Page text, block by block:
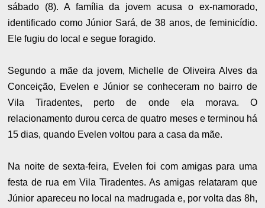
sábado (8). A família da jovem acusa o ex-namorado,
identificado como Júnior Sará, de 38 anos, de feminicídio.
Ele fugiu do local e segue foragido.
Segundo a mãe da jovem, Michelle de Oliveira Alves da
Conceição, Evelen e Júnior se conheceram no bairro de
Vila Tiradentes, perto de onde ela morava. O
relacionamento durou cerca de quatro meses e terminou há
15 dias, quando Evelen voltou para a casa da mãe.
Na noite de sexta-feira, Evelen foi com amigas para uma
festa de rua em Vila Tiradentes. As amigas relataram que
Júnior apareceu no local na madrugada e, por volta das 8h,